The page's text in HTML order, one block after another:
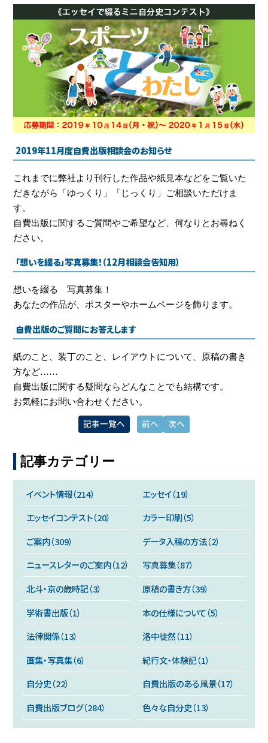
2019年11月度自費出版相談会のお知らせ
これまでに弊社より刊行した作品や紙見本などをご覧いた
だきながら「ゆっくり」「じっくり」ご相談いただけま
す。
自費出版に関するご質問やご希望など、何なりとお尋ねく
ださい。
「想いを綴る」写真募集！（12月相談会告知用）
想いを綴る 写真募集！
あなたの作品が、ポスターやホームページを飾ります。
自費出版のご質問にお答えします
紙のこと、装丁のこと、レイアウトについて、原稿の書き
方など……
自費出版に関する疑問ならどんなことでも結構です。
お気軽にお問い合わせください。
記事一覧へ 前へ 次へ
記事カテゴリー
イベント情報（214）
エッセイ（19）
エッセイコンテスト（20）
カラー印刷（5）
ご案内（309）
データ入稿の方法（2）
ニュースレターのご案内（12）
写真募集（87）
北斗・京の歳時記（3）
原稿の書き方（39）
学術書出版（1）
本の仕様について（5）
法律関係（13）
洛中徒然（11）
画集・写真集（6）
紀行文・体験記（1）
自分史（22）
自費出版のある風景（17）
自費出版ブログ（284）
色々な自分史（13）